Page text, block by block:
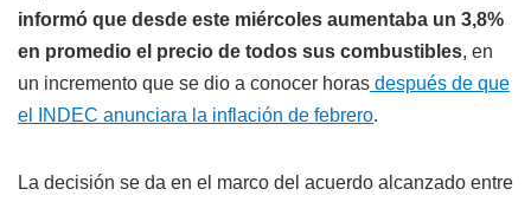
informó que desde este miércoles aumentaba un 3,8%
en promedio el precio de todos sus combustibles, en
un incremento que se dio a conocer horas después de que
el INDEC anunciara la inflación de febrero.
La decisión se da en el marco del acuerdo alcanzado entre